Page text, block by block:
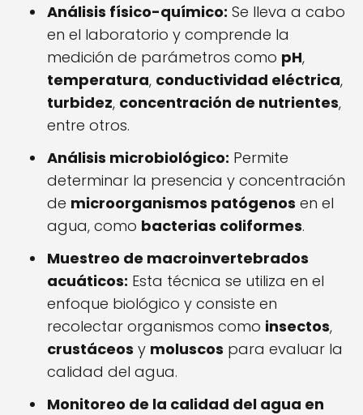
Análisis físico-químico: Se lleva a cabo
en el laboratorio y comprende la
medición de parámetros como pH,
temperatura, conductividad eléctrica,
turbidez, concentración de nutrientes,
entre otros.
Análisis microbiológico: Permite
determinar la presencia y concentración
de microorganismos patógenos en el
agua, como bacterias coliformes.
Muestreo de macroinvertebrados
acuáticos: Esta técnica se utiliza en el
enfoque biológico y consiste en
recolectar organismos como insectos,
crustáceos y moluscos para evaluar la
calidad del agua.
Monitoreo de la calidad del agua en